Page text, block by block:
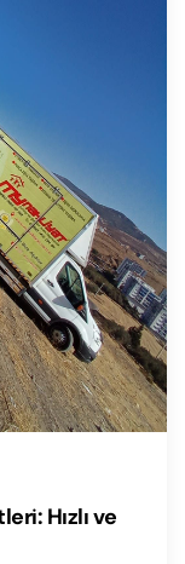
Hızlı ve